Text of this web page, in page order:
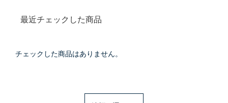
最近チェックした商品
チェックした商品はありません。